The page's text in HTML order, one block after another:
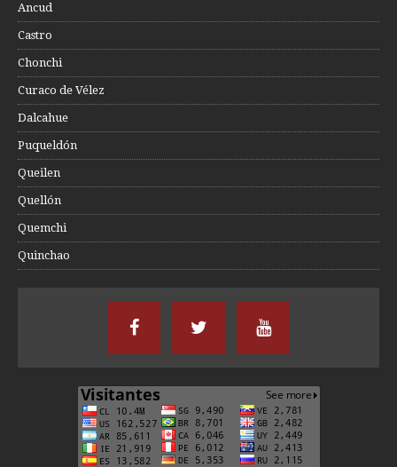
Ancud
Castro
Chonchi
Curaco de Vélez
Dalcahue
Puqueldón
Queilen
Quellón
Quemchi
Quinchao